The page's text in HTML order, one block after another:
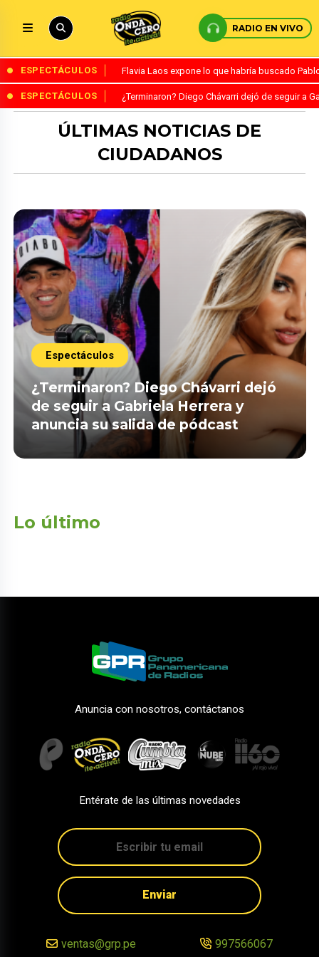
RADIO EN VIVO
ESPECTÁCULOS Flavia Laos expone lo que habría buscado
ESPECTÁCULOS ¿Terminaron? Diego Chávarri dejó de seguir a
ÚLTIMAS NOTICIAS DE
CIUDADANOS
Espectáculos
¿Terminaron? Diego Chávarri dejó
de seguir a Gabriela Herrera y
anuncia su salida de pódcast
Lo último
Anuncia con nosotros, contáctanos
Entérate de las últimas novedades
Enviar
ventas@grp.pe 997566067